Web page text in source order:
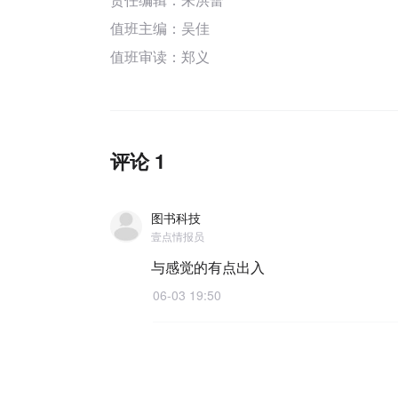
值班主编： 吴佳
值班审读：郑义
评论 1
图书科技
壹点情报员
与感觉的有点出入
06-03 19:50